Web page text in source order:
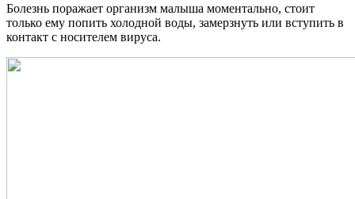
Болезнь поражает организм малыша моментально, стоит
только ему попить холодной воды, замерзнуть или вступить в
контакт с носителем вируса.